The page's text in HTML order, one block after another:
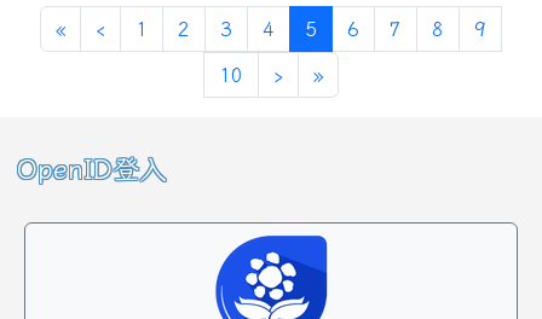
«第一頁
‹ 上一頁
1 2 3 4 5 (目前頁次)
6 7 8 9
10 ›下一頁
»最後頁
左邊區域內容
OpenID登入